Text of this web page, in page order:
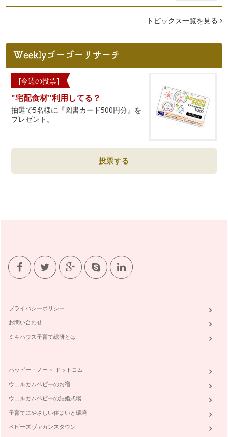
「野菜の力」 ・野菜の中のビタミン・ミネラルが代謝を良
くする &…
話題の「塩麹」を使いこなしてみましょう！～万能調味料「塩
麹」を使ったレシピをご紹介します～
「塩麹」には次のような特徴があります。 ●米麹・塩・水のみ
で作る万能調味料 …
パパッと！お弁当作り 応用編 「常備菜＆ワンポイントアド
あると安心な常備菜の作り方をいくつかご紹介します。 …
話題の「塩麹」！～万能調味料「塩麹」で美味しさアップ～
●米麹・塩・水のみで作る万能調味料 ＊米麹 ・
パパッと！お弁当作り 基礎編
●心もお腹も満たされる！ ・家族の愛を身近に感じる 作っ
てくれ…
お料理ってこんなに簡単！ちょとしたコツでどんどんレシピが
増えて、笑顔が溢れるキッチン＆幸せ…
トピックス一覧を見る
[今週の投票]
"宅配食材"利用してる？
抽選で5名様に『図書カード500円分』を
プレゼント。
投票する
プライバシーポリシー
お問い合わせ
ミキハウス子育て総研とは
ハッピー・ノート ドットコム
ウェルカムベビーのお宿
ウェルカムベビーの結婚式場
子育てにやさしい住まいと環境
ベビーズヴァカンスタウン